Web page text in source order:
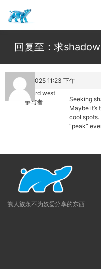
回复至：求
7 10 月, 2025 11:23 下午
john harvard west
参与者
Seeking
Maybe it’s
cool spots.
“peak”
熊人族永不为奴爱分享的东西